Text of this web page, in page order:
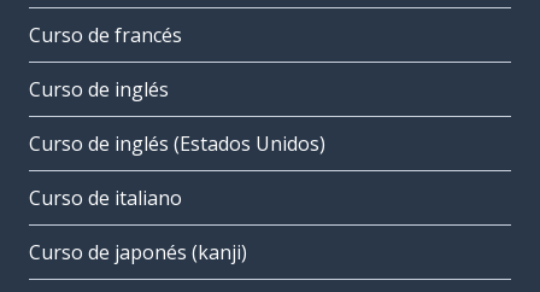
Curso de francés
Curso de inglés
Curso de inglés (Estados Unidos)
Curso de italiano
Curso de japonés (kanji)